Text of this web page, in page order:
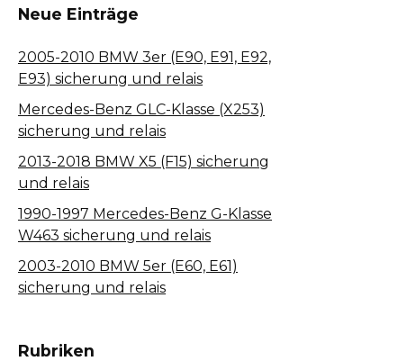
Neue Einträge
2005-2010 BMW 3er (E90, E91, E92,
E93) sicherung und relais
Mercedes-Benz GLC-Klasse (X253)
sicherung und relais
2013-2018 BMW X5 (F15) sicherung
und relais
1990-1997 Mercedes-Benz G-Klasse
W463 sicherung und relais
2003-2010 BMW 5er (E60, E61)
sicherung und relais
Rubriken